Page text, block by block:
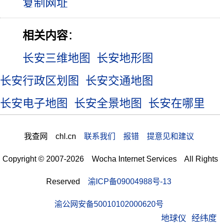
地球仪 经纬度
相关内容：
长安三维地图
长安地形图
长安行政区划图
长安交通地图
长安电子地图
长安全景地图 长安在哪里
我查网 chl.cn 联系我们 报错 提意见和建议
Copyright © 2007-2026 Wocha Internet Services All Rights
Reserved 渝ICP备09004988号-13
渝公网安备50010102000620号